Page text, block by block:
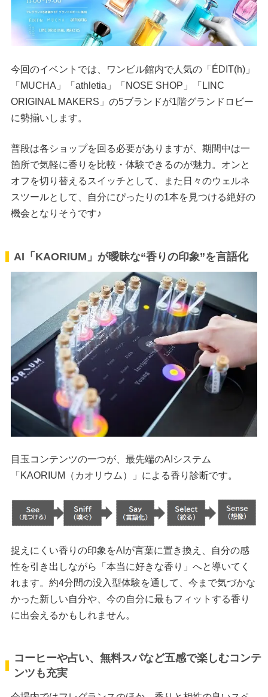
今回のイベントでは、ワンビル館内で人気の「ÉDIT(h)」
「MUCHA」「athletia」「NOSE SHOP」「LINC
ORIGINAL MAKERS」の5ブランドが1階グランドロビー
に勢揃いします。
普段は各ショップを回る必要がありますが、期間中は一
箇所で気軽に香りを比較・体験できるのが魅力。オンと
オフを切り替えるスイッチとして、また日々のウェルネ
スツールとして、自分にぴったりの1本を見つける絶好の
機会となりそうです♪
AI「KAORIUM」が曖昧な“香りの印象”を言語化
目玉コンテンツの一つが、最先端のAIシステム
「KAORIUM（カオリウム）」による香り診断です。
捉えにくい香りの印象をAIが言葉に置き換え、自分の感
性を引き出しながら「本当に好きな香り」へと導いてく
れます。約4分間の没入型体験を通して、今まで気づかな
かった新しい自分や、今の自分に最もフィットする香り
に出会えるかもしれません。
コーヒーや占い、無料スパなど五感で楽しむコンテ
ンツも充実